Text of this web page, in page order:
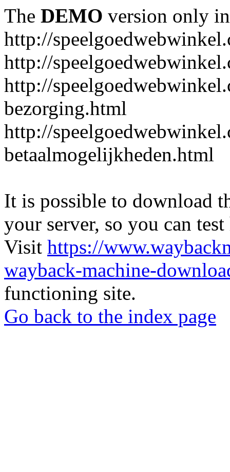
The DEMO version only
http://
http://
http://
bezorging.html
http://
betaalmogelijkheden.html
It is possible to download
your server, so you can
Visit https://
wayback-machine-
functioning site.
Go back to the index page